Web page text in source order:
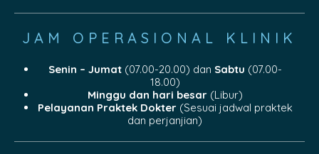
JAM OPERASIONAL KLINIK
Senin – Jumat(07.00-20.00) dan Sabtu (07.00-
18.00)
Minggu dan hari besar(Libur)
Pelayanan Praktek Dokter(Sesuai jadwal praktek
dan perjanjian)